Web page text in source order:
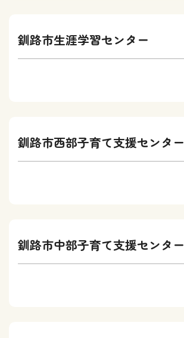
釧路市生涯学習センター
釧路市西部子育て支援センター
釧路市中部子育て支援センター